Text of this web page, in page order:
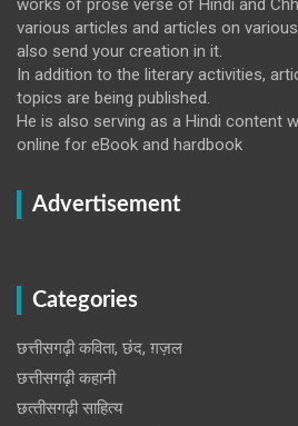
works of prose verse of Hindi and
various articles and articles on
also send your creation in it.
In addition to the literary activities,
topics are being published.
He is also serving as a Hindi content
online for eBook and hardbook
Advertisement
Categories
छत्तीसगढ़ी कविता, छंद, ग़ज़ल
छत्तीसगढ़ी कहानी
छत्‍तीसगढ़ी साहित्‍य